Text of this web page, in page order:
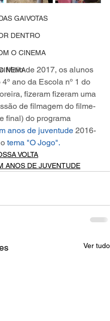
GAIVOTAS
DENTRO
O CINEMA
Maio de 2017, os alunos
ano da Escola nº 1 do
fizeram fizeram uma
de filmagem do filme-
final) do programa
anos de juventude 2016-
tema "O Jogo".
VOLTA
ANOS DE JUVENTUDE
Ver tudo